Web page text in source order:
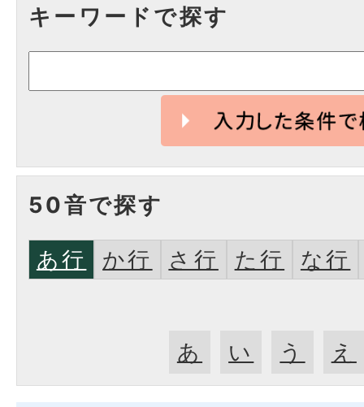
キーワードで探す
50音で探す
あ行 か行 さ行 た行 な行
あ い う え